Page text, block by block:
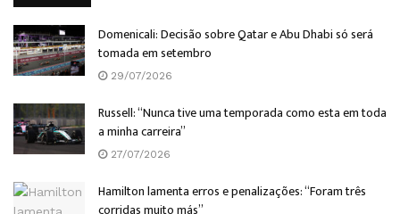
Domenicali: Decisão sobre Qatar e Abu Dhabi só será
tomada em setembro
29/07/2026
Russell: “Nunca tive uma temporada como esta em toda
a minha carreira”
27/07/2026
Hamilton lamenta erros e penalizações: “Foram três